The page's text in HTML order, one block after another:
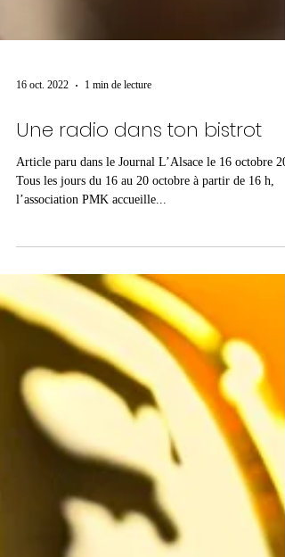
16 oct. 2022 1 min de lecture
Une radio dans ton bistrot
Article paru dans le Journal L’Alsace le 16 octobre
l’association PMK accueille...